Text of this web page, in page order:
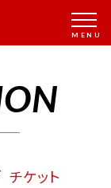
チケット